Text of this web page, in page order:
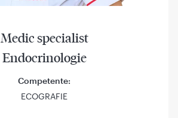
Medic specialist
Endocrinologie
Competente:
ECOGRAFIE